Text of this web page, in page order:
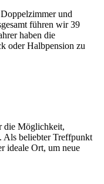
und
führen wir 39
haben die
oder Halbpension zu
die Möglichkeit,
Als beliebter Treffpunkt
ideale Ort, um neue